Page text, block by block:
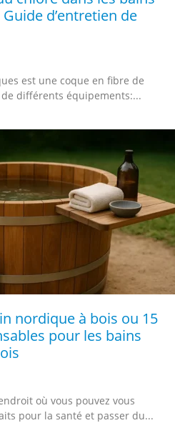
d’entretien de
est une coque en fibre de
différents équipements:...
nordique à bois ou 15
pour les bains
où vous pouvez vous
pour la santé et passer du...